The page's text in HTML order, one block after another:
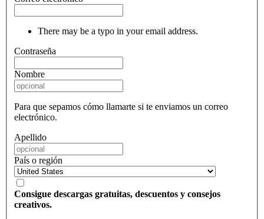
There may be a typo in your email address.
Contraseña
Nombre
Para que sepamos cómo llamarte si te enviamos un correo
electrónico.
Apellido
País o región
Consigue descargas gratuitas, descuentos y consejos
creativos.